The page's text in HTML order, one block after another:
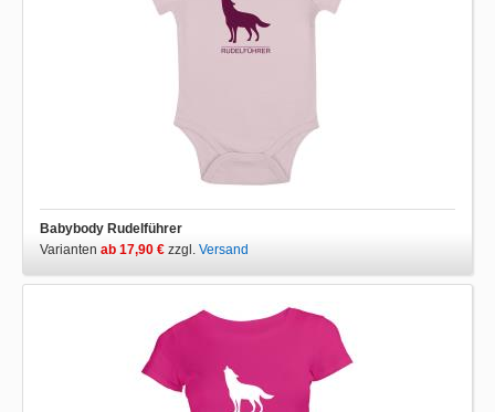
Babybody Rudelführer
Varianten ab 17,90 € zzgl. Versand